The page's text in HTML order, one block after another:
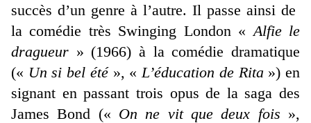
succès d’un genre à l’autre. Il passe ainsi de
la comédie très Swinging London « Alfie le
dragueur » (1966) à la comédie dramatique
(« Un si bel été», « L’éducation de Rita ») en
signant en passant trois opus de la saga des
James Bond (« On ne vit que deux fois »,